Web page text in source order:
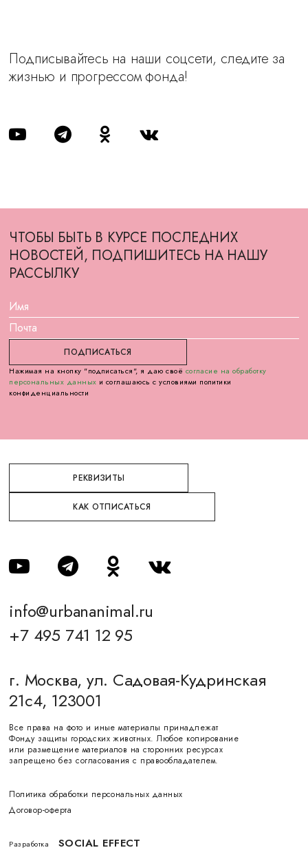
Подписывайтесь на наши соцсети, следите за
жизнью и прогрессом фонда!
ЧТОБЫ БЫТЬ В КУРСЕ ПОСЛЕДНИХ
НОВОСТЕЙ, ПОДПИШИТЕСЬ НА НАШУ
РАССЫЛКУ
Нажимая на кнопку "подписаться", я даю своё согласие на обработку
персональных данных и соглашаюсь с условиями политики
конфиденциальности
РЕКВИЗИТЫ
КАК ОТПИСАТЬСЯ
info@urbananimal.ru
+7 495 741 12 95
г. Москва, ул. Садовая-Кудринская
21с4, 123001
Все права на фото и иные материалы принадлежат
Фонду защиты городских животных. Любое копирование
или размещение материалов на сторонних ресурсах
запрещено без согласования с правообладателем.
Политика обработки персональных данных
Договор-оферта
Разработка SOCIAL EFFECT